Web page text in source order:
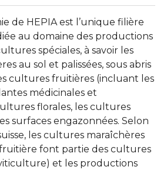
de HEPIA est l’unique filière
au domaine des productions
spéciales, à savoir les
au sol et palissées, sous abris
cultures fruitières (incluant les
médicinales et
florales, les cultures
surfaces engazonnées. Selon
les cultures maraîchères
font partie des cultures
et les productions